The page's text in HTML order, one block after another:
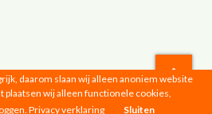
© 2026 |Privacyverklaring
daarom slaan wij alleen anoniem website
plaatsen wij alleen functionele cookies,
Privacy verklaring Sluiten